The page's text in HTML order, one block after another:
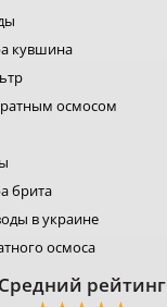
кувшина
осмосом
брита
в украине
осмоса
Средний рейтинг